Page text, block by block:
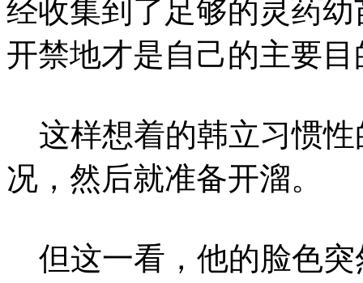
经收集到了足够的灵药
开禁地才是自己的主要目
这样想着的韩立习惯性
况，然后就准备开溜。
但这一看，他的脸色突